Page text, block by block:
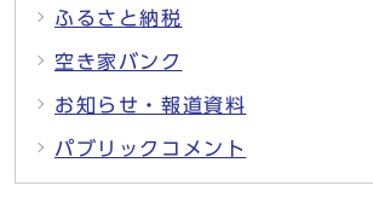
ふるさと納税
空き家バンク
お知らせ・報道資料
パブリックコメント